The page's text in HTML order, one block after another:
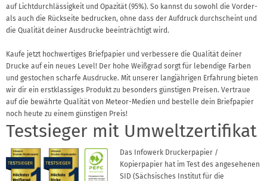
auf Lichtdurchlässigkeit und Opazität (95%). So kannst du sowohl die Vorder-
als auch die Rückseite bedrucken, ohne dass der Aufdruck durchscheint und
die Qualität deiner Ausdrucke beeinträchtigt wird.
Kaufe jetzt hochwertiges Briefpapier und verbessere die Qualität deiner
Drucke auf ein neues Level! Der hohe Weißgrad sorgt für lebendige Farben
und gestochen scharfe Ausdrucke. Mit unserer langjährigen Erfahrung bieten
wir dir ein erstklassiges Produkt zu besonders günstigen Preisen. Vertraue
auf die bewährte Qualität von Meteor-Medien und bestelle dein Briefpapier
noch heute zu einem günstigen Preis!
Testsieger mit Umweltzertifikat
Das Infowerk Druckerpapier /
Kopierpapier hat im Test des angesehenen
SID (Sächsisches Institut für die